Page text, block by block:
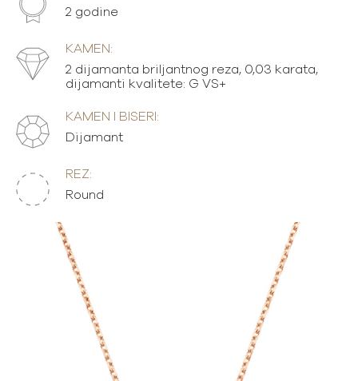
2 godine
KAMEN:
2 dijamanta briljantnog reza, 0,03 karata,
dijamanti kvalitete: G VS+
KAMEN I BISERI:
Dijamant
REZ:
Round